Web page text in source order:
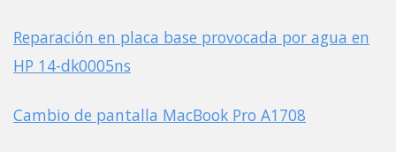
Reparación en placa base provocada por agua en
HP 14-dk0005ns
Cambio de pantalla MacBook Pro A1708